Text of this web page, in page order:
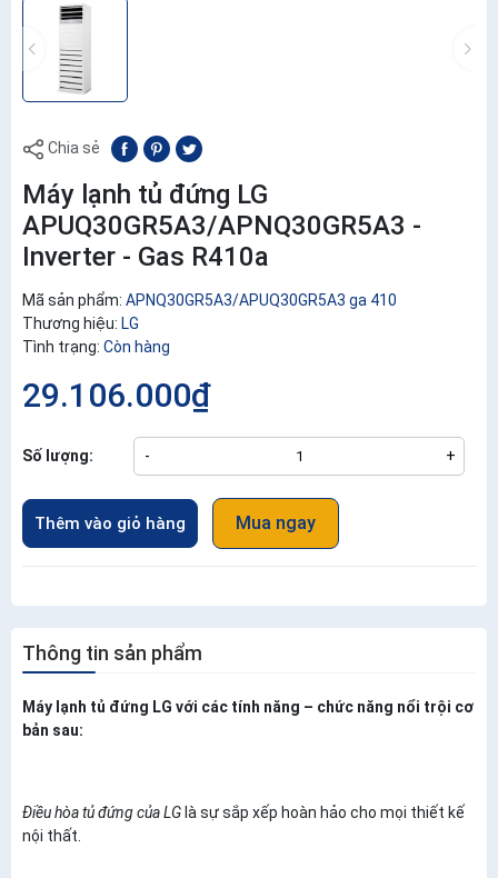
Chia sẻ
Máy lạnh tủ đứng LG
APUQ30GR5A3/APNQ30GR5A3 -
Inverter - Gas R410a
Mã sản phẩm: APNQ30GR5A3/APUQ30GR5A3 ga 410
Thương hiệu: LG
Tình trạng: Còn hàng
29.106.000₫
Số lượng: - +
Thêm vào giỏ hàng Mua ngay
Thông tin sản phẩm
Máy lạnh tủ đứng LG với các tính năng – chức năng nổi trội cơ
bản sau:
Điều hòa tủ đứng của LGlà sự sắp xếp hoàn hảo cho mọi thiết kế
nội thất.